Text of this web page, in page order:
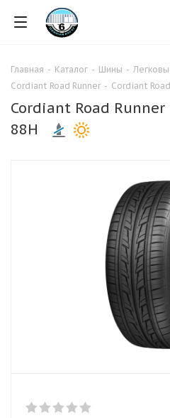
Главная - Каталог - Шины -
Cordiant Road Runner - Cordiant
Cordiant Road Runner
88H